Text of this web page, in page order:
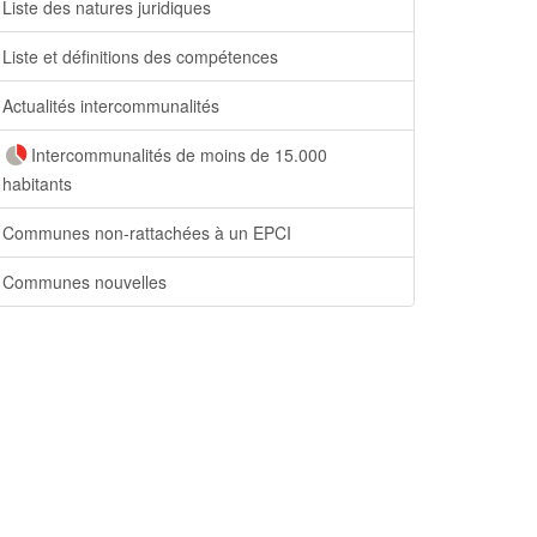
Liste des natures juridiques
Liste et définitions des compétences
Actualités intercommunalités
Intercommunalités de moins de 15.000
habitants
Communes non-rattachées à un EPCI
Communes nouvelles